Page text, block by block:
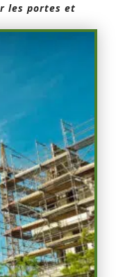
les portes et